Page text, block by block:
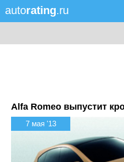
autorating.ru
Alfa Romeo выпустит
7 мая '13